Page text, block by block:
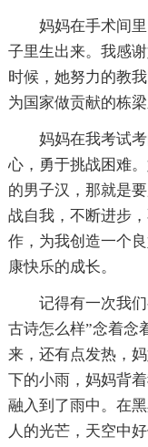
妈妈在手术间
子里生出来。我感
时候，她努力的教
为国家做贡献的栋梁
妈妈在我考试
心，勇于挑战困难
的男子汉，那就是
战自我，不断进步
作，为我创造一个
康快乐的成长。
记得有一次我
古诗怎么样”念着念
来，还有点发热，
下的小雨，妈妈背
融入到了雨中。在
人的光芒，天空中